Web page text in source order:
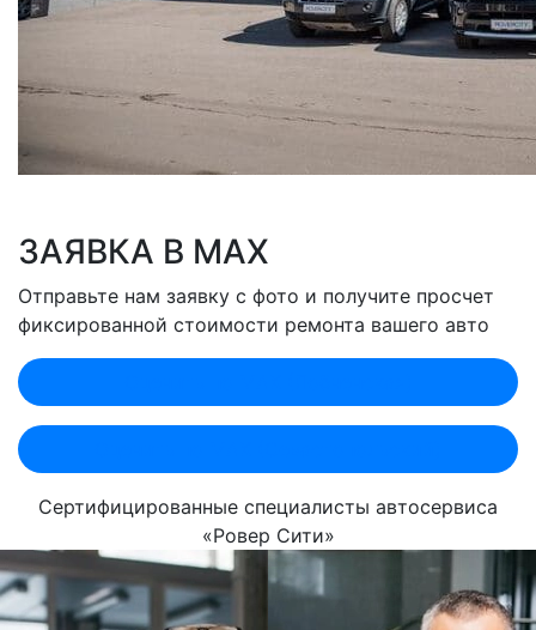
ЗАЯВКА В MAX
Отправьте нам заявку с фото и получите просчет
фиксированной стоимости ремонта вашего авто
Сертифицированные специалисты автосервиса
«Ровер Сити»